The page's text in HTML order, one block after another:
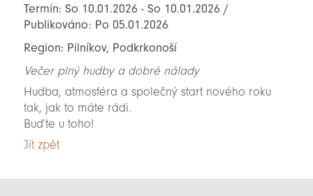
Termín: So 10.01.2026 - So 10.01.2026 /
Publikováno: Po 05.01.2026
Region: Pilníkov, Podkrkonoší
Večer plný hudby a dobré nálady
Hudba, atmosféra a společný start nového roku
tak, jak to máte rádi.
Buďte u toho!
Jít zpět